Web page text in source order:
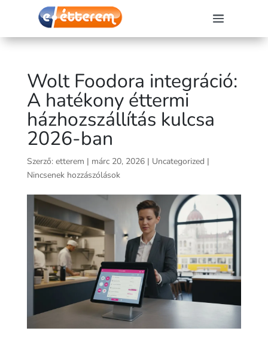
Wolt Foodora integráció:
A hatékony éttermi
házhozszállítás kulcsa
2026-ban
Szerző: etterem | márc 20, 2026| Uncategorized |
Nincsenek hozzászólások